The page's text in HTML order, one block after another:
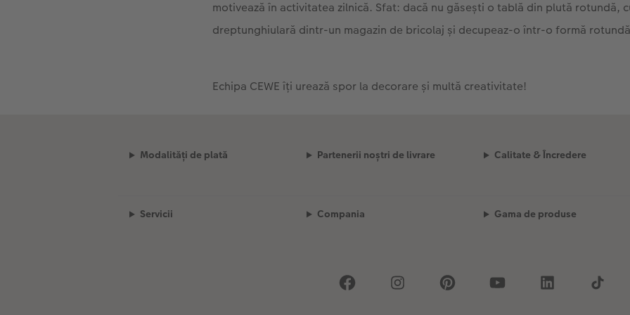
motivează în activitatea zilnică. Sfat: dacă nu găsești o tablă din plută rotundă,
dreptunghiulară dintr-un magazin de bricolaj și decupeaz-o într-o formă
Echipa CEWE îți urează spor la decorare și multă creativitate!
Modalități de plată Partenerii noștri de livrare Calitate & Încredere
Servicii Compania Gama de produse